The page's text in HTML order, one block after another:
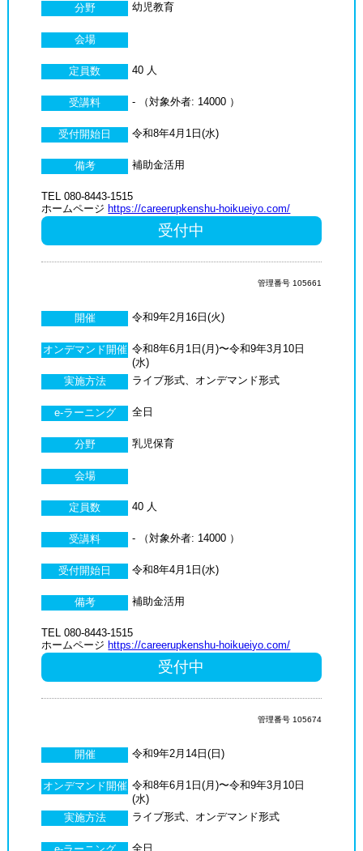
分野 幼児教育
会場
定員数 40 人
受講料 - （対象外者: 14000 ）
受付開始日 令和8年4月1日(水)
備考 補助金活用
TEL 080-8443-1515
ホームページ https://careerupkenshu-hoikueiyo.com/
受付中
開催 令和9年2月16日(火)
オンデマンド開催 令和8年6月1日(月)〜令和9年3月10日
(水)
実施方法
ライブ形式、オンデマンド形式
e-ラーニング 全日
分野 乳児保育
会場
定員数 40 人
受講料 - （対象外者: 14000 ）
受付開始日 令和8年4月1日(水)
備考 補助金活用
TEL 080-8443-1515
ホームページ https://careerupkenshu-hoikueiyo.com/
受付中
管理番号 105661
開催 令和9年2月14日(日)
オンデマンド開催 令和8年6月1日(月)〜令和9年3月10日
(水)
実施方法
ライブ形式、オンデマンド形式
全日
管理番号 105674